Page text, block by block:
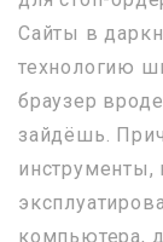
Сайты в
технологию
браузер
зайдёшь.
компьютера,